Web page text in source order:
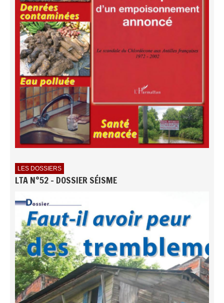
LES DOSSIERS
LTA N°52 - DOSSIER SÉISME